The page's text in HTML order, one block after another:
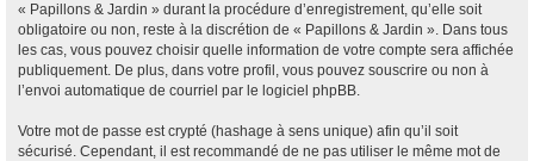
« Papillons & Jardin » durant la procédure d’enregistrement, qu’elle soit
obligatoire ou non, reste à la discrétion de « Papillons & Jardin ». Dans tous
les cas, vous pouvez choisir quelle information de votre compte sera affichée
publiquement. De plus, dans votre profil, vous pouvez souscrire ou non à
l’envoi automatique de courriel par le logiciel phpBB.
Votre mot de passe est crypté (hashage à sens unique) afin qu’il soit
sécurisé. Cependant, il est recommandé de ne pas utiliser le même mot de